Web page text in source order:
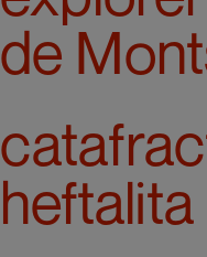
de
heftalita